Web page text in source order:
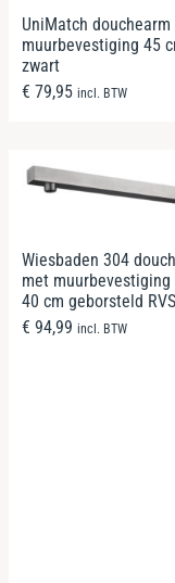
UniMatch
muurbevestiging 45
zwart
€ 79,95 incl. BTW
Wiesbaden 304
met
40 cm geborsteld RVS
€ 94,99 incl. BTW